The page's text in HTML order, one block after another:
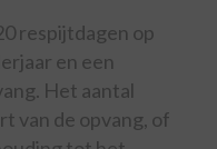
respijtdagen op
en een
Het aantal
van de opvang, of